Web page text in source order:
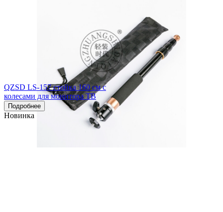
QZSD LS-157 стойка 160 см с
колесами для монитора ТВ
Подробнее
Новинка